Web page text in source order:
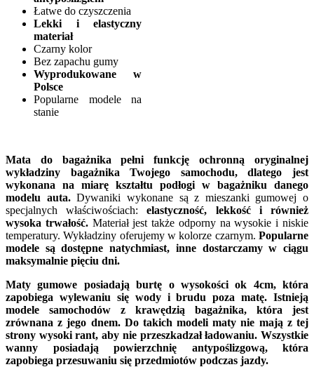
Łatwe do czyszczenia
Lekki i elastyczny
materiał
Czarny kolor
Bez zapachu gumy
Wyprodukowane w
Polsce
Popularne modele na
stanie
Mata do bagażnika pełni funkcję ochronną oryginalnej
wykładziny bagażnika Twojego samochodu, dlatego jest
wykonana na miarę kształtu podłogi w bagażniku danego
modelu auta.Dywaniki wykonane są z mieszanki gumowej o
specjalnych właściwościach:elastyczność, lekkość i również
wysoka trwałość.Materiał jest także odporny na wysokie i niskie
temperatury. Wykładziny oferujemy w kolorze czarnym. Popularne
modele są dostępne natychmiast, inne dostarczamy w ciągu
maksymalnie pięciu dni.
Maty gumowe posiadają burtę o wysokości ok 4cm, która
zapobiega wylewaniu się wody i brudu poza matę. Istnieją
modele samochodów z krawędzią bagażnika, która jest
zrównana z jego dnem. Do takich modeli maty nie mają z tej
strony wysoki rant, aby nie przeszkadzał ładowaniu. Wszystkie
wanny posiadają powierzchnię antypoślizgową, która
zapobiega przesuwaniu się przedmiotów podczas jazdy.